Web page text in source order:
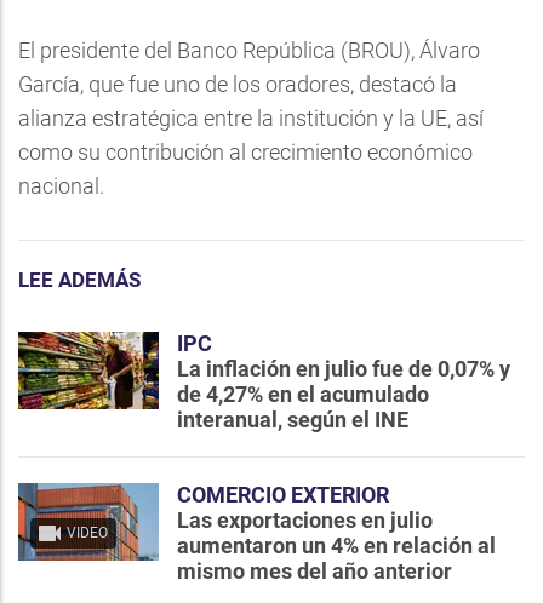
El presidente del Banco República (BROU), Álvaro
García, que fue uno de los oradores, destacó la
alianza estratégica entre la institución y la UE, así
como su contribución al crecimiento económico
nacional.
LEE ADEMÁS
IPC
La inflación en julio fue de 0,07% y
de 4,27% en el acumulado
interanual, según el INE
VIDEO
COMERCIO EXTERIOR
Las exportaciones en julio
aumentaron un 4% en relación al
mismo mes del año anterior